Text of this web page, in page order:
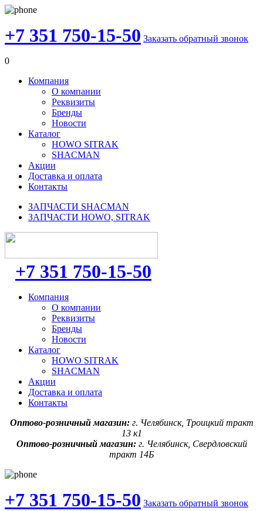
+7 351 750-15-50 Заказать обратный звонок
0
Компания
О компании
Реквизиты
Бренды
Новости
Каталог
HOWO SITRAK
SHACMAN
Акции
Доставка и оплата
Контакты
ЗАПЧАСТИ SHACMAN
ЗАПЧАСТИ HOWO, SITRAK
+7 351 750-15-50
Компания
О компании
Реквизиты
Бренды
Новости
Каталог
HOWO SITRAK
SHACMAN
Акции
Доставка и оплата
Контакты
Оптово-розничный магазин: г. Челябинск, Троицкий тракт
13 к1
Оптово-розничный магазин:г. Челябинск, Свердловский
тракт 14Б
+7 351 750-15-50 Заказать обратный звонок